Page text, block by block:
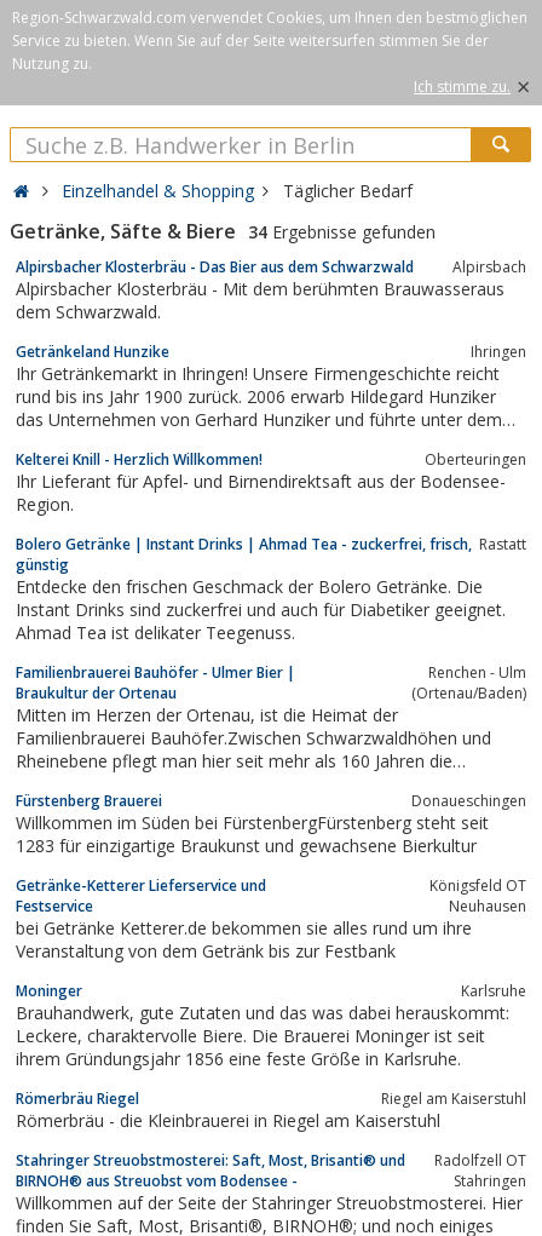
Region-Schwarzwald.com verwendet Cookies, um Ihnen den bestmöglichen
Service zu bieten. Wenn Sie auf der Seite weitersurfen stimmen Sie der
Nutzung zu.
Ich stimme zu. ×
Einzelhandel & Shopping Täglicher Bedarf
Getränke, Säfte & Biere 34 Ergebnisse gefunden
Alpirsbacher Klosterbräu - Das Bier aus dem Schwarzwald Alpirsbach
Alpirsbacher Klosterbräu - Mit dem berühmten Brauwasseraus
dem Schwarzwald.
Getränkeland Hunzike Ihringen
Ihr Getränkemarkt in Ihringen! Unsere Firmengeschichte reicht
rund bis ins Jahr 1900 zurück. 2006 erwarb Hildegard Hunziker
das Unternehmen von Gerhard Hunziker und führte unter dem
Namensänderung in „Getränkeland Hunziker GbR“ erfolgte …
Weiter
Kelterei Knill - Herzlich Willkommen! Oberteuringen
Ihr Lieferant für Apfel- und Birnendirektsaft aus der Bodensee-
Region.
Bolero Getränke | Instant Drinks | Ahmad Tea - zuckerfrei, frisch,
günstig
Rastatt
Entdecke den frischen Geschmack der Bolero Getränke. Die
Instant Drinks sind zuckerfrei und auch für Diabetiker geeignet.
Ahmad Tea ist delikater Teegenuss.
Familienbrauerei Bauhöfer - Ulmer Bier |
Braukultur der Ortenau
Renchen - Ulm
(Ortenau/Baden)
Mitten im Herzen der Ortenau, ist die Heimat der
Familienbrauerei Bauhöfer.Zwischen Schwarzwaldhöhen und
Rheinebene pflegt man hier seit mehr als 160 Jahren die
Fürstenberg Brauerei Donaueschingen
Willkommen im Süden bei FürstenbergFürstenberg steht seit
1283 für einzigartige Braukunst und gewachsene Bierkultur
Getränke-Ketterer Lieferservice und
Festservice
Königsfeld OT
Neuhausen
bei Getränke Ketterer.de bekommen sie alles rund um ihre
Veranstaltung von dem Getränk bis zur Festbank
Moninger Karlsruhe
Brauhandwerk, gute Zutaten und das was dabei herauskommt:
Leckere, charaktervolle Biere. Die Brauerei Moninger ist seit
ihrem Gründungsjahr 1856 eine feste Größe in Karlsruhe.
Römerbräu Riegel Riegel am Kaiserstuhl
Römerbräu - die Kleinbrauerei in Riegel am Kaiserstuhl
Stahringer Streuobstmosterei: Saft, Most, Brisanti® und
BIRNOH® aus Streuobst vom Bodensee -
Radolfzell OT
Stahringen
Willkommen auf der Seite der Stahringer Streuobstmosterei. Hier
finden Sie Saft, Most, Brisanti®, BIRNOH®; und noch einiges